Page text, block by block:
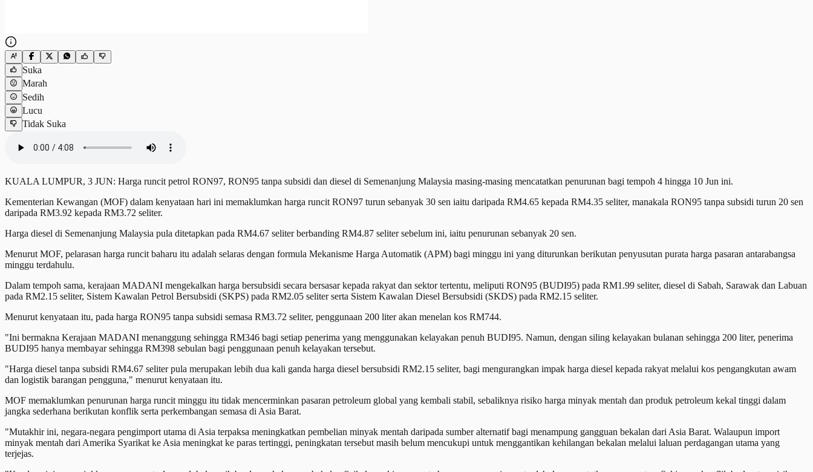
Suka
Marah
Sedih
Lucu
Tidak Suka
KUALA LUMPUR, 3 JUN: Harga runcit petrol RON97, RON95 tanpa subsidi dan diesel di Semenanjung Malaysia masing-masing mencatatkan penurunan bagi tempoh 4 hingga 10 Jun ini.
Kementerian Kewangan (MOF) dalam kenyataan hari ini memaklumkan harga runcit RON97 turun sebanyak 30 sen iaitu daripada RM4.65 kepada RM4.35 seliter, manakala RON95 tanpa subsidi turun 20 sen
daripada RM3.92 kepada RM3.72 seliter.
Harga diesel di Semenanjung Malaysia pula ditetapkan pada RM4.67 seliter berbanding RM4.87 seliter sebelum ini, iaitu penurunan sebanyak 20 sen.
Menurut MOF, pelarasan harga runcit baharu itu adalah selaras dengan formula Mekanisme Harga Automatik (APM) bagi minggu ini yang diturunkan berikutan penyusutan purata harga pasaran antarabangsa
minggu terdahulu.
Dalam tempoh sama, kerajaan MADANI mengekalkan harga bersubsidi secara bersasar kepada rakyat dan sektor tertentu, meliputi RON95 (BUDI95) pada RM1.99 seliter, diesel di Sabah, Sarawak dan Labuan
pada RM2.15 seliter, Sistem Kawalan Petrol Bersubsidi (SKPS) pada RM2.05 seliter serta Sistem Kawalan Diesel Bersubsidi (SKDS) pada RM2.15 seliter.
Menurut kenyataan itu, pada harga RON95 tanpa subsidi semasa RM3.72 seliter, penggunaan 200 liter akan menelan kos RM744.
"Ini bermakna Kerajaan MADANI menanggung sehingga RM346 bagi setiap penerima yang menggunakan kelayakan penuh BUDI95. Namun, dengan siling kelayakan bulanan sehingga 200 liter, penerima
BUDI95 hanya membayar sehingga RM398 sebulan bagi penggunaan penuh kelayakan tersebut.
"Harga diesel tanpa subsidi RM4.67 seliter pula merupakan lebih dua kali ganda harga diesel bersubsidi RM2.15 seliter, bagi mengurangkan impak harga diesel kepada rakyat melalui kos pengangkutan awam
dan logistik barangan pengguna," menurut kenyataan itu.
MOF memaklumkan penurunan harga runcit minggu itu tidak mencerminkan pasaran petroleum global yang kembali stabil, sebaliknya risiko harga minyak mentah dan produk petroleum kekal tinggi dalam
jangka sederhana berikutan konflik serta perkembangan semasa di Asia Barat.
"Mutakhir ini, negara-negara pengimport utama di Asia terpaksa meningkatkan pembelian minyak mentah daripada sumber alternatif bagi menampung gangguan bekalan dari Asia Barat. Walaupun import
minyak mentah dari Amerika Syarikat ke Asia meningkat ke paras tertinggi, peningkatan tersebut masih belum mencukupi untuk menggantikan kehilangan bekalan melalui laluan perdagangan utama yang
terjejas.